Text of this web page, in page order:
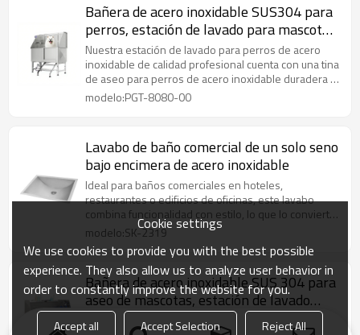
Bañera de acero inoxidable SUS304 para
perros, estación de lavado para mascotas
con puerta y escalera
Nuestra estación de lavado para perros de acero
inoxidable de calidad profesional cuenta con una tina
de aseo para perros de acero inoxidable duradera e
higiénica, diseñada como la mejor tina de aseo de
modelo:PGT-8080-00
Lavabo de baño comercial de un solo seno
bajo encimera de acero inoxidable
Ideal para baños comerciales en hoteles,
restaurantes o edificios de oficinas, este lavabo
combina funcionalidad con estilo, lo que lo convierte
en una opción perfecta para mejorar el ambiente
general de su espacio.
modelo:SK-2319
Bañera de acero inoxidable SUS 304 para
aseo de mascotas, estación de lavado
para perros
La tina de aseo de acero inoxidable para perros es
Cookie settings
We use cookies to provide you with the best possible
experience. They also allow us to analyze user behavior in
order to constantly improve the website for you.
Accept all Accept Selection Reject All